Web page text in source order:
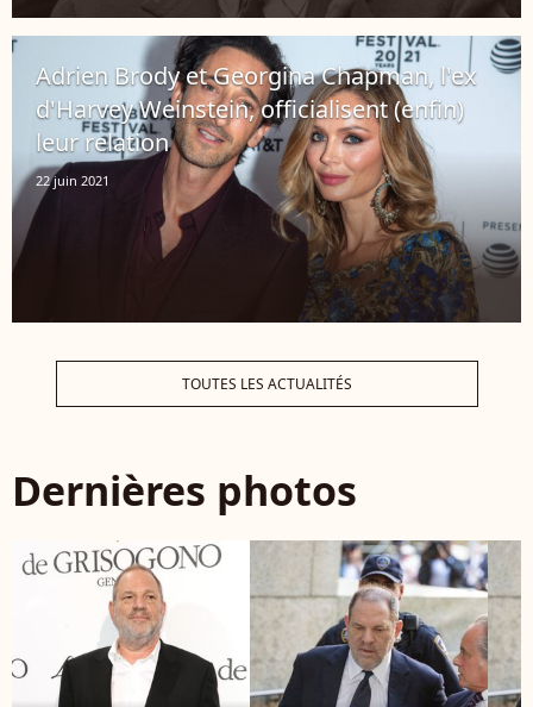
Adrien Brody et Georgina Chapman, l'ex
d'Harvey Weinstein, officialisent (enfin)
leur relation
22 juin 2021
TOUTES LES ACTUALITÉS
Dernières photos